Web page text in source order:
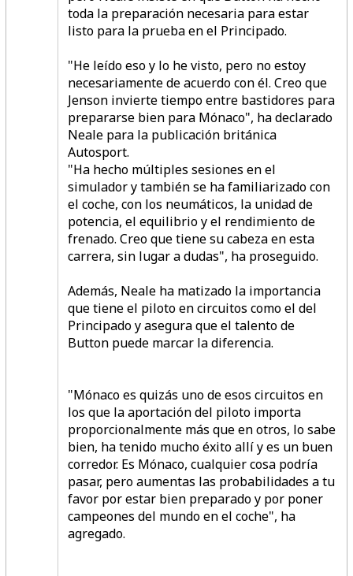
toda la preparación necesaria para estar
listo para la prueba en el Principado.
"He leído eso y lo he visto, pero no estoy
necesariamente de acuerdo con él. Creo que
Jenson invierte tiempo entre bastidores para
prepararse bien para Mónaco", ha declarado
Neale para la publicación británica
Autosport.
"Ha hecho múltiples sesiones en el
simulador y también se ha familiarizado con
el coche, con los neumáticos, la unidad de
potencia, el equilibrio y el rendimiento de
frenado. Creo que tiene su cabeza en esta
carrera, sin lugar a dudas", ha proseguido.
Además, Neale ha matizado la importancia
que tiene el piloto en circuitos como el del
Principado y asegura que el talento de
Button puede marcar la diferencia.
"Mónaco es quizás uno de esos circuitos en
los que la aportación del piloto importa
proporcionalmente más que en otros, lo sabe
bien, ha tenido mucho éxito allí y es un buen
corredor. Es Mónaco, cualquier cosa podría
pasar, pero aumentas las probabilidades a tu
favor por estar bien preparado y por poner
campeones del mundo en el coche", ha
agregado.